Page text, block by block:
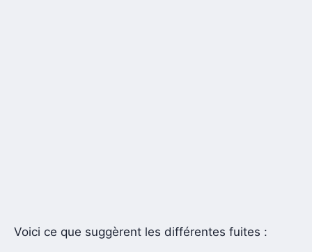
Voici ce que suggèrent les différentes fuites :